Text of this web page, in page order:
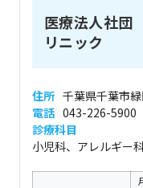
医療法人社
リニック
住所 千葉県千葉市
電話 043-226-5900
診療科目
小児科、アレルギー